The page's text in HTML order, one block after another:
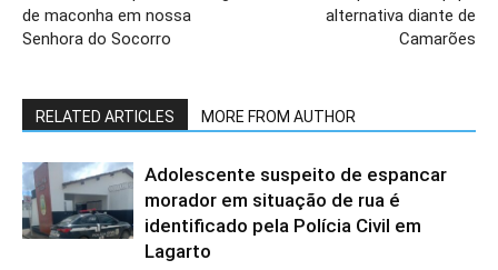
de maconha em nossa
Senhora do Socorro
alternativa diante de
Camarões
RELATED ARTICLES MORE FROM AUTHOR
Adolescente suspeito de espancar
morador em situação de rua é
identificado pela Polícia Civil em
Lagarto